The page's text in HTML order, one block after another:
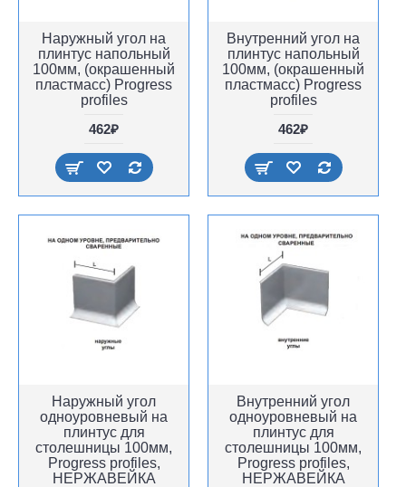
Наружный угол на
плинтус напольный
100мм, (окрашенный
пластмасс) Progress
profiles
462₽
Внутренний угол на
плинтус напольный
100мм, (окрашенный
пластмасс) Progress
profiles
462₽
Наружный угол
одноуровневый на
плинтус для
столешницы 100мм,
Progress profiles,
НЕРЖАВЕЙКА
Внутренний угол
одноуровневый на
плинтус для
столешницы 100мм,
Progress profiles,
НЕРЖАВЕЙКА